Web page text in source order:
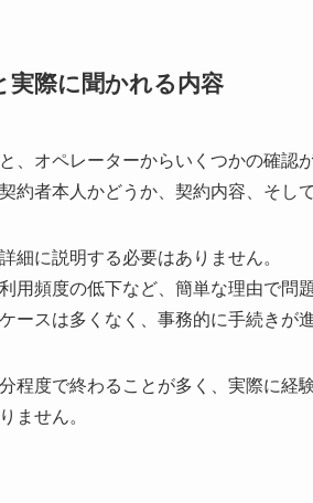
実際に聞かれる内容
、オペレーターからいくつかの確認
約者本人かどうか、契約内容、そし
細に説明する必要はありません。
用頻度の低下など、簡単な理由で問
ースは多くなく、事務的に手続きが
程度で終わることが多く、実際に経
ません。